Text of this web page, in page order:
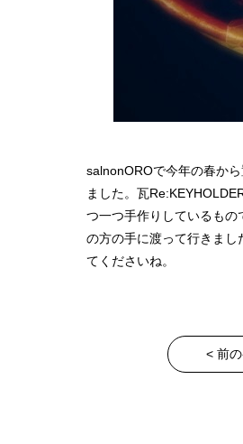
salnonOROで今年の春か
ました。瓦
つ一つ手作りしているも
の方の手に渡って行きま
てくださいね。
< 前